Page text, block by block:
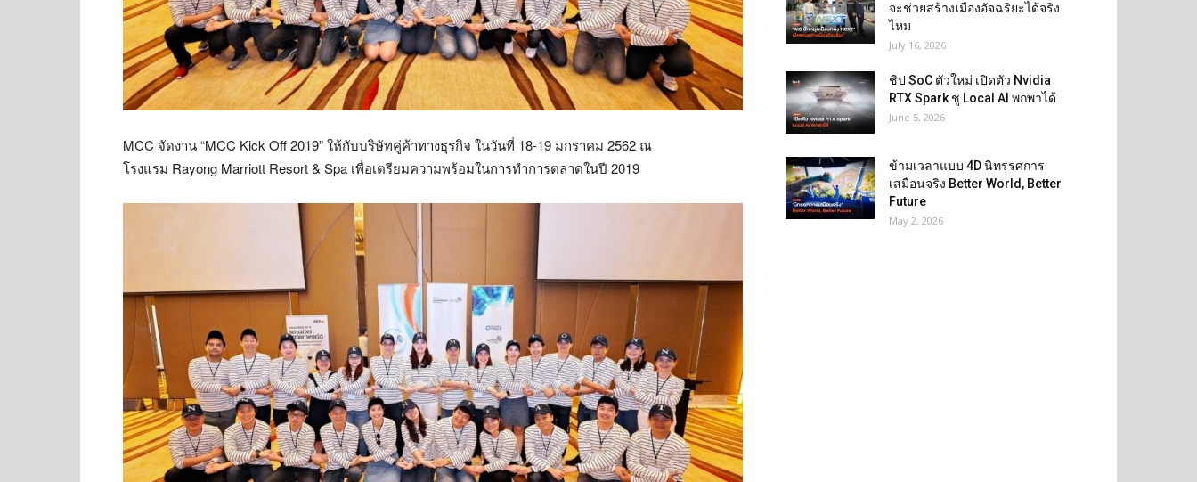
MCC จัดงาน “MCC Kick Off 2019” ให้กับบริษัทคู่ค้าทางธุรกิจ ในวันที่ 18-19 มกราคม 2562 ณ
โรงแรม Rayong Marriott Resort & Spa เพื่อเตรียมความพร้อมในการทำการตลาดในปี 2019
จะช่วยสร้างเมืองอัจฉริยะได้จริง
ไหม
July 16, 2026
ชิป SoC ตัวใหม่ เปิดตัว Nvidia
RTX Spark ชู Local AI พกพาได้
June 5, 2026
ข้ามเวลาแบบ 4D นิทรรศการ
เสมือนจริง Better World, Better
Future
May 2, 2026